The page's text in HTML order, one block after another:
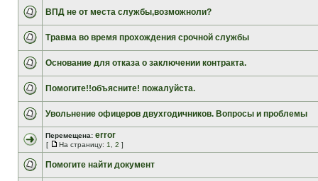
ВПД не от места службы,возможноли?
Травма во время прохождения срочной службы
Основание для отказа о заключении контракта.
Помогите!!объясните! пожалуйста.
Увольнение офицеров двухгодичников. Вопросы и проблемы
Перемещена: error
[ На страницу: 1 2 ]
Помогите найти документ